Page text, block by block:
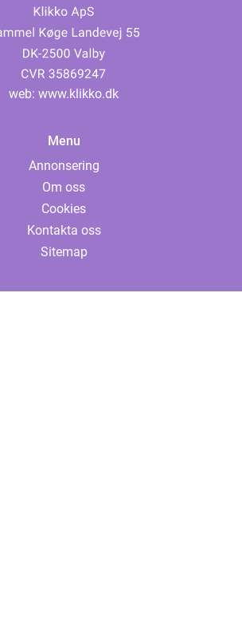
web: www.klikko.dk
Menu
Annonsering
Om oss
Cookies
Kontakta oss
Sitemap